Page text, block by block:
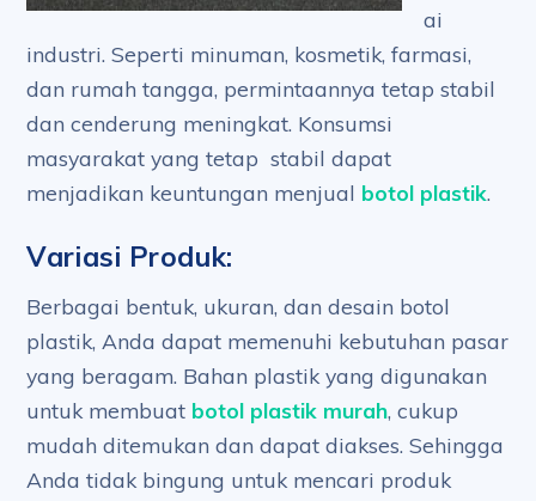
ai
industri. Seperti minuman, kosmetik, farmasi,
dan rumah tangga, permintaannya tetap stabil
dan cenderung meningkat. Konsumsi
masyarakat yang tetap stabil dapat
menjadikan keuntungan menjual botol plastik.
Variasi Produk:
Berbagai bentuk, ukuran, dan desain botol
plastik, Anda dapat memenuhi kebutuhan pasar
yang beragam. Bahan plastik yang digunakan
untuk membuat botol plastik murah, cukup
mudah ditemukan dan dapat diakses. Sehingga
Anda tidak bingung untuk mencari produk